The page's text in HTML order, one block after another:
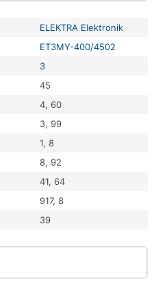
ELEKTRA Elektronik
ET3MY-400/4502
3
45
4, 60
3, 99
1, 8
8, 92
41, 64
917, 8
39